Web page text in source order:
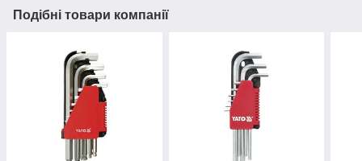
Подібні товари компанії